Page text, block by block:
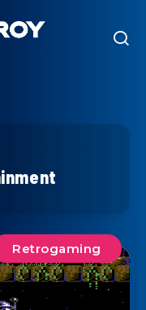
Retrogaming